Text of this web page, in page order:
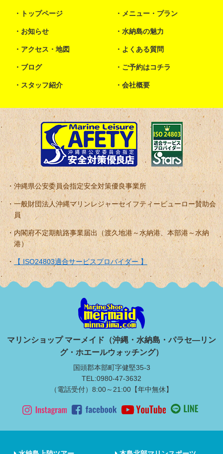
トップページ メニュー・プラン
お知らせ 水納島の魅力
アクセス・地図 よくある質問
ブログ ご予約はコチラ
スタッフ紹介 会社概要
沖縄県公安委員会指定安全対策優良事業所
一般財団法人沖縄マリンレジャーセイフティービューロー賛助会
員
内閣府不定期航路事業届出（渡久地港～水納港、本部港～水納
港）
【 ISO24803適合サービスプロバイダー 】
マリンショップ マーメイド（沖縄・水納島・パラセ―リン
グ・ホエールウォッチング）
国頭郡本部町字健堅35-3
TEL:0980-47-3632
（電話受付）8:00～21:00【年中無休】